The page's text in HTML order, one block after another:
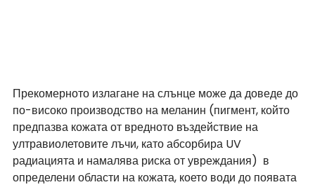
Прекомерното излагане на слънце може да доведе до
по-високо производство на меланин (пигмент, който
предпазва кожата от вредното въздействие на
ултравиолетовите лъчи, като абсорбира UV
радиацията и намалява риска от увреждания) в
определени области на кожата, което води до появата